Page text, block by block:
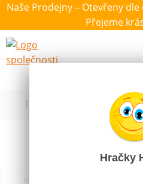
Naše Prodejny – Otevřeny
Přejeme
Filtrovat dle dostupnosti,
Podle názvu od A do Z
Hračky